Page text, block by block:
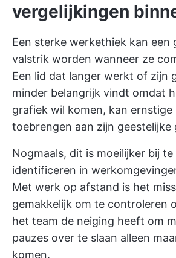
vergelijkingen
Een sterke werkethiek kan een
valstrik worden wanneer ze
Een lid dat langer werkt of zijn
minder belangrijk vindt omdat
grafiek wil komen, kan ernstige
toebrengen aan zijn geestelijke
Nogmaals, dit is moeilijker bij
identificeren in
Met werk op afstand is het
gemakkelijk om te controleren
het team de neiging heeft om
pauzes over te slaan alleen
komen.